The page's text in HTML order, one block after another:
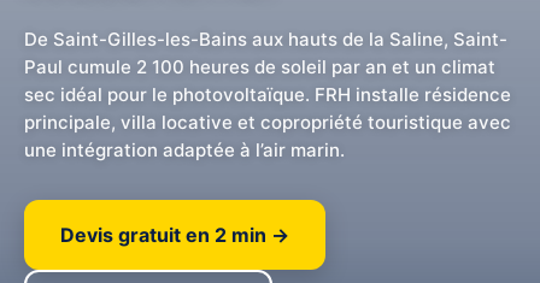
De Saint-Gilles-les-Bains aux hauts de la Saline, Saint-
Paul cumule 2 100 heures de soleil par an et un climat
sec idéal pour le photovoltaïque. FRH installe résidence
principale, villa locative et copropriété touristique avec
une intégration adaptée à l’air marin.
Devis gratuit en 2 min →